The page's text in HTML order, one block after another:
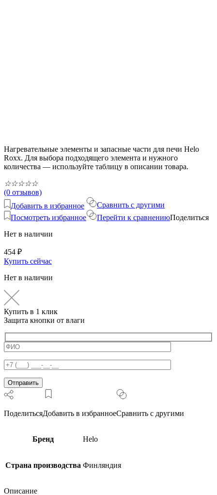
Нагревательные элементы и запасные части для печи Helo
Roxx. Для выбора подходящего элемента и нужного
количества — используйте таблицу в описании товара.
☆☆☆☆☆
(0 отзывов)
Добавить в избранное
Посмотреть избранное
Сравнить с другими
Перейти к сравнениюПоделиться
Нет в наличии
454 ₽
Купить сейчас
Нет в наличии
Купить в 1 клик
Защита кнопки от влаги
ПоделитьсяДобавить в избранноеСравнить с другими
Бренд Helo
Страна производства Финляндия
Описание